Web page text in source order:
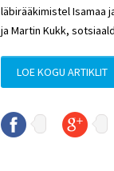
läbirääkimistel Isamaa
ja Martin Kukk,
LOE KOGU ARTIKLIT